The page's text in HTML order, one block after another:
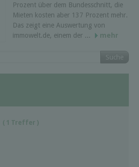
Prozent über dem Bundesschnitt, die
Mieten kosten aber 137 Prozent mehr.
Das zeigt eine Auswertung von
immowelt.de, einem der ...
mehr
Suche
( 1 Treffer )